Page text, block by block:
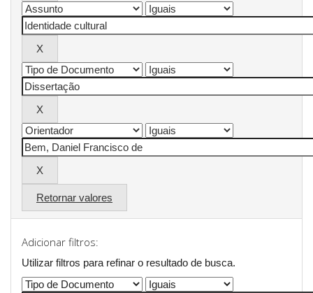
Retornar valores
Adicionar filtros:
Utilizar filtros para refinar o resultado de busca.